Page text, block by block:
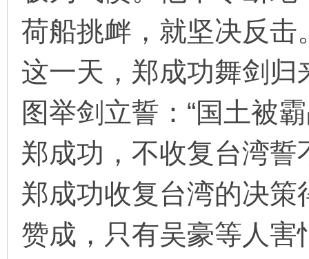
荷船挑衅，就坚决反击
这一天，郑成功舞剑
图举剑立誓：“国土被
郑成功，不收复台湾誓
郑成功收复台湾的决
赞成，只有吴豪等人